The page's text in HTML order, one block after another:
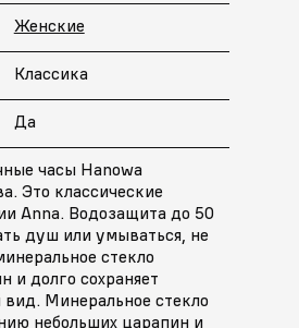
Женские
Классика
Да
часы Hanowa
Это классические
Anna. Водозащита до 50
душ или умываться, не
стекло
и долго сохраняет
Минеральное стекло
небольших царапин и